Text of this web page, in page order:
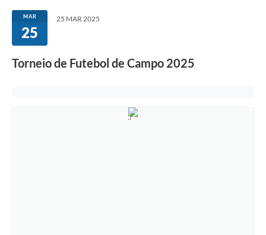
MAR
25
25 MAR 2025
Torneio de Futebol de Campo 2025